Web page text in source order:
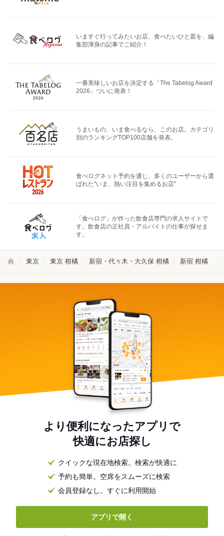
いますぐ行ってみたいお店、食べたいひと皿を、編
集部渾身の記事でご紹介！
一番美味しいお店を決定する「The Tabelog Award
2026」ついに発表！
うまいもの、いま食べるなら、このお店。カテゴリ
別のランキングTOP100店舗を発表。
食べログネット予約を通じ、多くのユーザーから選
ばれた"いま、熱い注目を集めるお店"
「食べログ」が作った飲食店専門の求人サイトで
す。飲食店の正社員・アルバイトの仕事が探せま
す。
東京 東京 柑橘 新宿・代々木・大久保 柑橘 新宿 柑橘
より便利になったアプリで
快適にお店探し
クイックな現在地検索。検索が快適に
予約も簡単。空席をスムーズに検索
会員登録なし。すぐに利用開始
アプリで開く